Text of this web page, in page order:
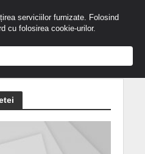
serviciilor furnizate. Folosind
cu folosirea cookie-urilor.